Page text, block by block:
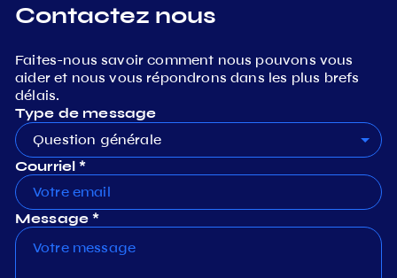
Contactez nous
Faites-nous savoir comment nous pouvons vous
aider et nous vous répondrons dans les plus brefs
délais.
Type de message
Question générale
Courriel *
Message *